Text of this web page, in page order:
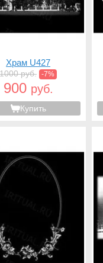
Храм U427
1000 руб. -7%
900 руб.
Купить